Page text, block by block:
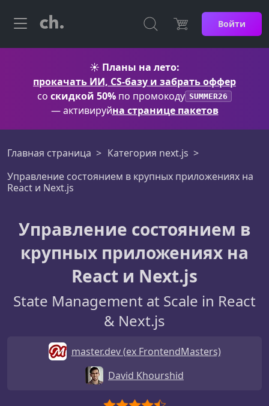
Войти
☀️ Планы на лето:
прокачать ИИ, CS-базу и забрать оффер
со скидкой 50% по промокоду SUMMER26
— активируйна странице пакетов
Главная страница
Категория next.js
Управление состоянием в крупных приложениях на
React и Next.js
Управление состоянием в
крупных приложениях на
React и Next.js
State Management at Scale in React
& Next.js
master.dev (ex FrontendMasters)
David Khourshid